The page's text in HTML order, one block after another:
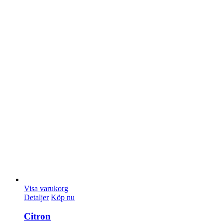
Visa varukorg
Detaljer Köp nu
Citron